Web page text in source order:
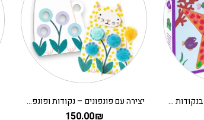
יצירה עם צבעי ידיים – ים בנקודות DJECO יצירה עם פונפונים – נקודות ופונפונים בדשא DJECO
150.00₪